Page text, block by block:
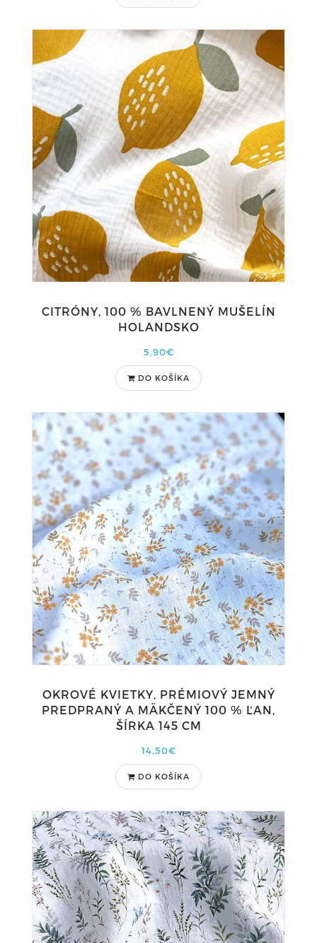
CITRÓNY, 100 % BAVLNENÝ MUŠELÍN
HOLANDSKO
5,90€
DO KOŠÍKA
OKROVÉ KVIETKY, PRÉMIOVÝ JEMNÝ
PREDPRANÝ A MÄKČENÝ 100 % ĽAN,
ŠÍRKA 145 CM
14,50€
DO KOŠÍKA